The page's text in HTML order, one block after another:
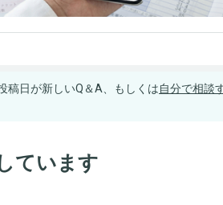
稿日が新しいQ＆A、もしくは自分で相談
ています